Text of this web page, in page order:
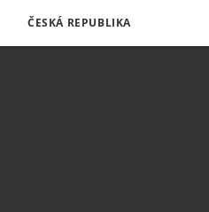
ČESKÁ REPUBLIKA